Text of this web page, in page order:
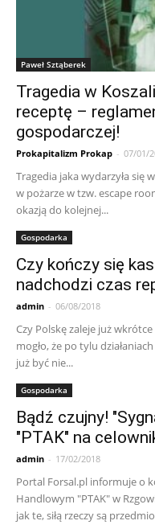
Paweł Sztąberek
Tragedia w
receptę –
gospodarczej!
Prokapitalizm Prokap - 07/01/
Tragedia jaka wydarzyła się
w pożarze w tzw. escape
okazją do kolejnej...
Gospodarka
Czy kończy się
nadchodzi czas
admin - 06/08/2018
Czy Polskę zaleje już
mogło, że po tylu
już być nie...
Gospodarka
Bądź czujny!
"PTAK" na
admin - 17/02/2018
Portal Forsal.pl informuje o
Handlowym "PTAK" w
jak te, siłą rzeczy są